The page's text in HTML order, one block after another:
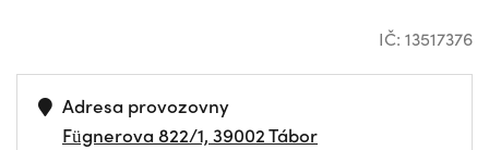
IČ: 13517376
Adresa provozovny
Fügnerova 822/1, 39002 Tábor